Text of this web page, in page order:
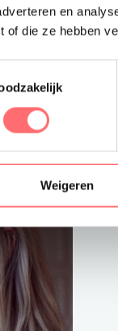
en
of die ze hebben
Weigeren